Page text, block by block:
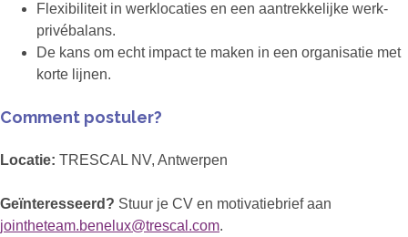
Flexibiliteit in werklocaties en een aantrekkelijke werk-
privébalans.
De kans om echt impact te maken in een organisatie met
korte lijnen.
Comment postuler?
Locatie: TRESCAL NV, Antwerpen
Geïnteresseerd? Stuur je CV en motivatiebrief aan
jointheteam.benelux@trescal.com.